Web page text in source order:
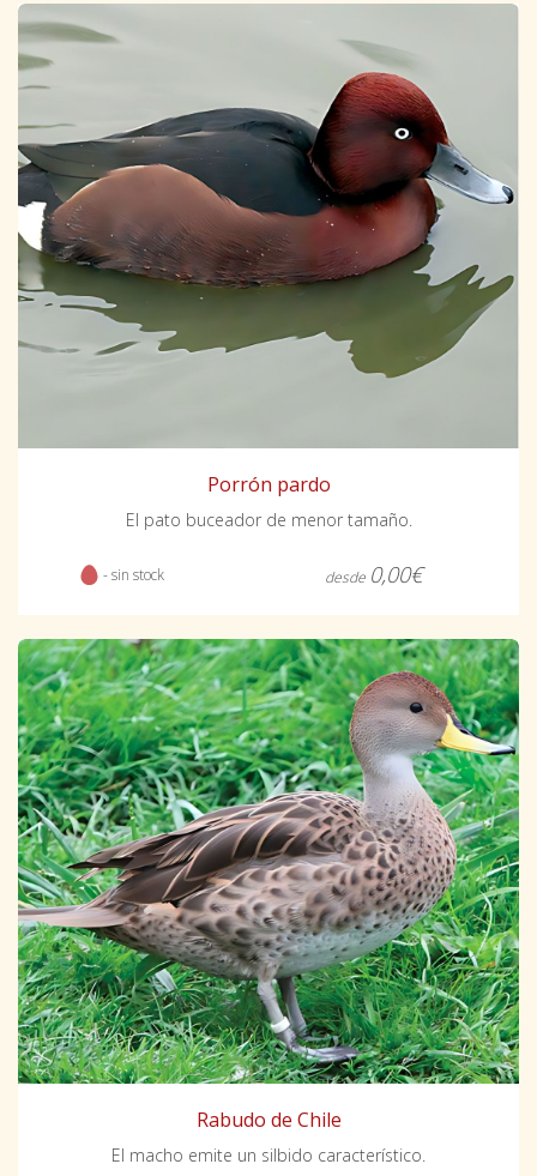
Porrón pardo
El pato buceador de menor tamaño.
- sin stock desde 0,00€
Rabudo de Chile
El macho emite un silbido característico.